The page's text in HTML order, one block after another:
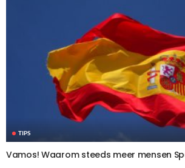
TIPS
Vamos! Waarom steeds meer mensen